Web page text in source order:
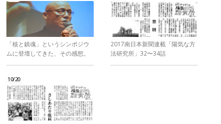
「核と鎮魂」というシンポジウ
ムに登壇してきた、その感想。
2017南日本新聞連載「陽気な方
法研究所」32〜34話
10/20